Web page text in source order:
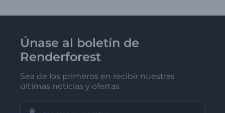
Únase al boletín de
Renderforest
Sea de los primeros en recibir nuestras
últimas noticias y ofertas